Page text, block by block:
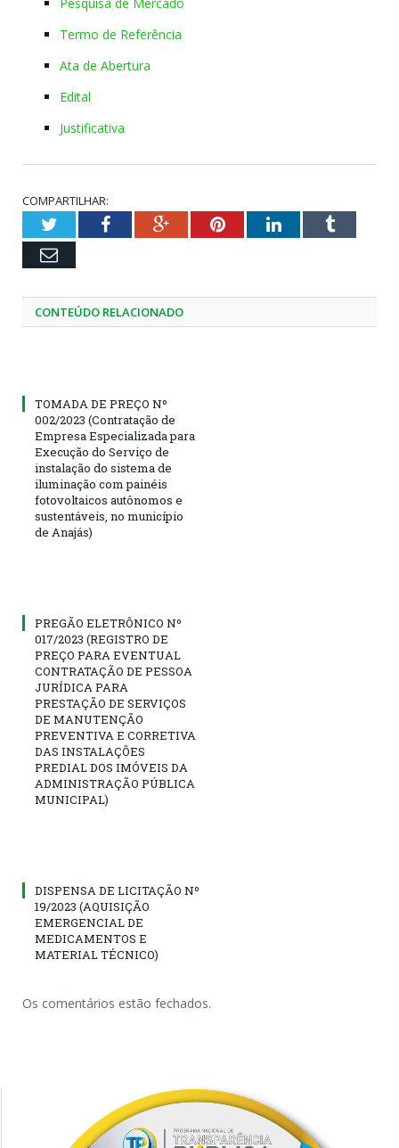
Termo de Referência
Ata de Abertura
Edital
Justificativa
COMPARTILHAR:
TwitterFacebookGoogle+PinterestLinkedInTumblr
Email
CONTEÚDO RELACIONADO
TOMADA DE PREÇO Nº
002/2023 (Contratação de
Empresa Especializada para
Execução do Serviço de
instalação do sistema de
iluminação com painéis
fotovoltaicos autônomos e
sustentáveis, no município
de Anajás)
PREGÃO ELETRÔNICO Nº
017/2023 (REGISTRO DE
PREÇO PARA EVENTUAL
CONTRATAÇÃO DE PESSOA
JURÍDICA PARA
PRESTAÇÃO DE SERVIÇOS
DE MANUTENÇÃO
PREVENTIVA E CORRETIVA
DAS INSTALAÇÕES
PREDIAL DOS IMÓVEIS DA
ADMINISTRAÇÃO PÚBLICA
MUNICIPAL)
DISPENSA DE LICITAÇÃO Nº
19/2023 (AQUISIÇÃO
EMERGENCIAL DE
MEDICAMENTOS E
MATERIAL TÉCNICO)
Os comentários estão fechados.